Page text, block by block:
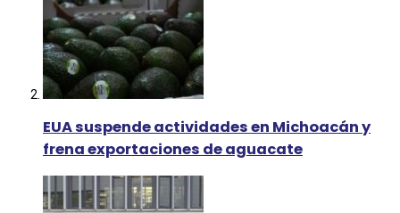
EUA suspende actividades en Michoacán y
frena exportaciones de aguacate